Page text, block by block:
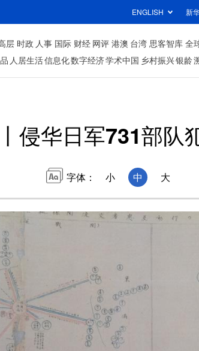
ENGLISH 新
层 时政 人事 国际 财经 网评 港澳 台湾 思客智库 全
人居生活信息化数字经济学术中国 乡村振兴银龄
侵华日军731部队
字体： 小 中 大